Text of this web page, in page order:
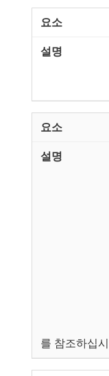
를 참조하십